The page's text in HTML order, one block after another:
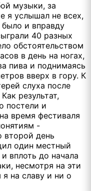
музыки, за
я услышал не всех,
и вправду
40 разных
обстоятельством
в день на ногах,
пива и поднимаясь
вверх в гору. К
слуха после
результат,
постели и
время фестиваля
-
второй день
один местный
вплоть до начала
несмотря на эти
я на славу и ни о